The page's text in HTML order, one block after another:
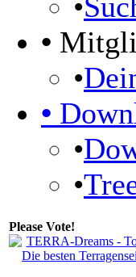
•
•
•
•
•
Please Vote!